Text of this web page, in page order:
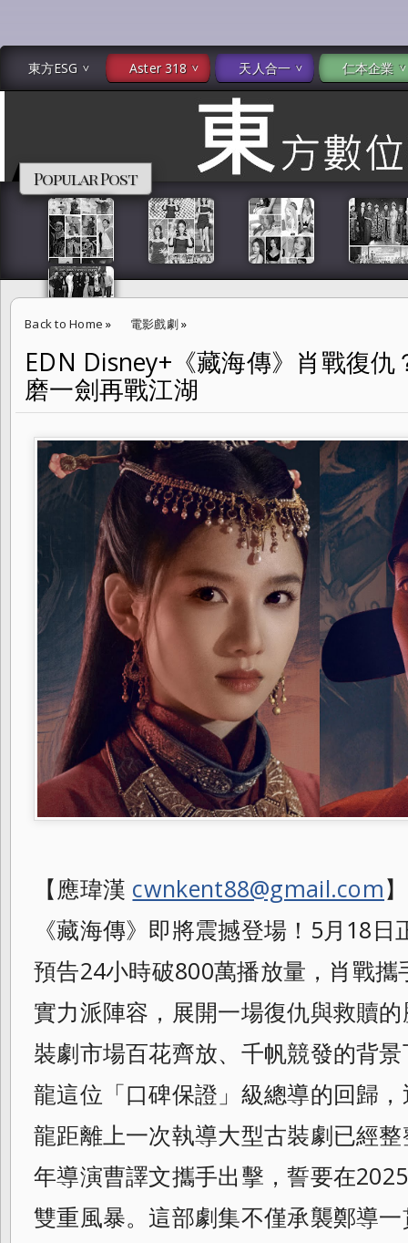
東方ESG Aster 318 天人合一 仁本企業
Popular Post
Back to Home » 電影戲劇»
EDN Disney+《藏海傳》肖戰復仇？還是救贖？ 鄭曉龍十年磨一劍再戰
EDN Disney+《藏海傳》肖戰復
磨一劍再戰江湖
【應瑋漢 cwnkent88@gmail.com
《藏海傳》即將震撼登場！5月18
預告24小時破800萬播放量，肖戰
實力派陣容，展開一場復仇與救贖
裝劇市場百花齊放、千帆競發的背
龍這位「口碑保證」級總導的回歸
龍距離上一次執導大型古裝劇已經
年導演曹譯文攜手出擊，誓要在
雙重風暴。這部劇集不僅承襲鄭導